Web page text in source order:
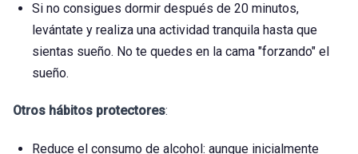
Si no consigues dormir después de 20 minutos,
levántate y realiza una actividad tranquila hasta que
sientas sueño. No te quedes en la cama "forzando" el
sueño.
Otros hábitos protectores:
Reduce el consumo de alcohol: aunque inicialmente